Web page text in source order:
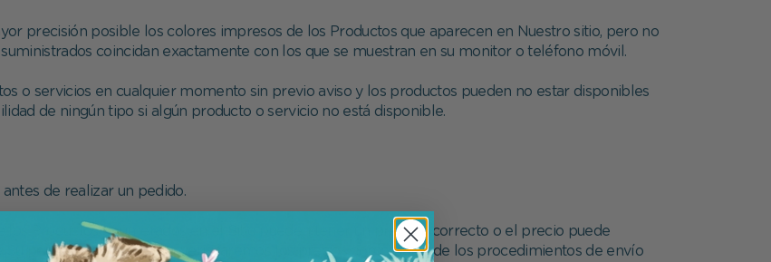
precisión posible los colores impresos de los Productos que aparecen en Nuestro sitio, pero no
coincidan exactamente con los que se muestran en su monitor o teléfono móvil.
o servicios en cualquier momento sin previo aviso y los productos pueden no estar disponibles
de ningún tipo si algún producto o servicio no está disponible.
de realizar un pedido.
los Productos enumerados en el Sitio pueden tener un precio incorrecto o el precio puede
pedido. Normalmente, verificaremos los precios como parte de los procedimientos de envío